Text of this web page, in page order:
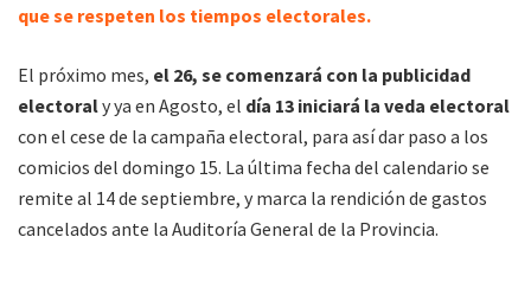
que se respeten los tiempos electorales.
El próximo mes, el 26, se comenzará con la publicidad
electoraly ya en Agosto, el día 13 iniciará la veda electoral
con el cese de la campaña electoral, para así dar paso a los
comicios del domingo 15. La última fecha del calendario se
remite al 14 de septiembre, y marca la rendición de gastos
cancelados ante la Auditoría General de la Provincia.